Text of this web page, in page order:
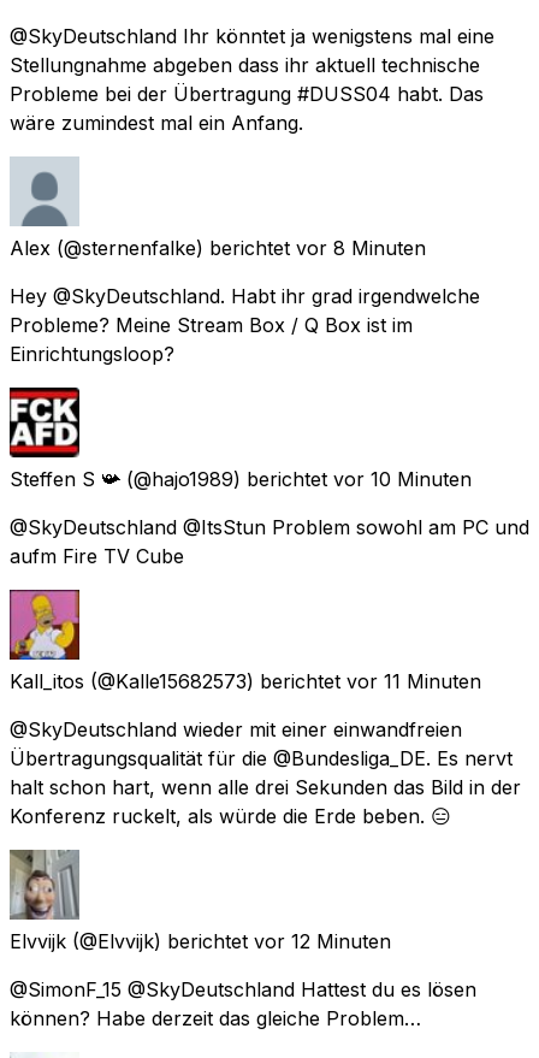
@SkyDeutschland Ihr könntet ja wenigstens mal eine
Stellungnahme abgeben dass ihr aktuell technische
Probleme bei der Übertragung #DUSS04 habt. Das
wäre zumindest mal ein Anfang.
Alex (@sternenfalke) berichtet vor 8 Minuten
Hey @SkyDeutschland. Habt ihr grad irgendwelche
Probleme? Meine Stream Box / Q Box ist im
Einrichtungsloop?
Steffen S 📯 (@hajo1989) berichtet vor 10 Minuten
@SkyDeutschland @ItsStun Problem sowohl am PC und
aufm Fire TV Cube
Kall_itos (@Kalle15682573) berichtet vor 11 Minuten
@SkyDeutschland wieder mit einer einwandfreien
Übertragungsqualität für die @Bundesliga_DE. Es nervt
halt schon hart, wenn alle drei Sekunden das Bild in der
Konferenz ruckelt, als würde die Erde beben. 😑
Elvvijk (@Elvvijk) berichtet vor 12 Minuten
@SimonF_15 @SkyDeutschland Hattest du es lösen
können? Habe derzeit das gleiche Problem…